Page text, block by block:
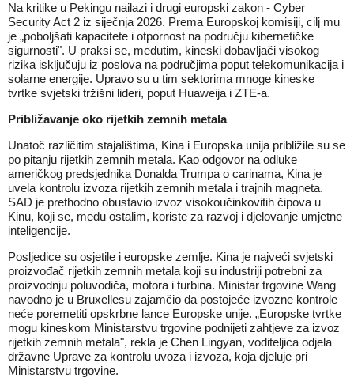
Na kritike u Pekingu nailazi i drugi europski zakon - Cyber
Security Act 2 iz siječnja 2026. Prema Europskoj komisiji, cilj mu
je „poboljšati kapacitete i otpornost na području kibernetičke
sigurnosti". U praksi se, međutim, kineski dobavljači visokog
rizika isključuju iz poslova na područjima poput telekomunikacija i
solarne energije. Upravo su u tim sektorima mnoge kineske
tvrtke svjetski tržišni lideri, poput Huaweija i ZTE-a.
Približavanje oko rijetkih zemnih metala
Unatoč različitim stajalištima, Kina i Europska unija približile su se
po pitanju rijetkih zemnih metala. Kao odgovor na odluke
američkog predsjednika Donalda Trumpa o carinama, Kina je
uvela kontrolu izvoza rijetkih zemnih metala i trajnih magneta.
SAD je prethodno obustavio izvoz visokoučinkovitih čipova u
Kinu, koji se, među ostalim, koriste za razvoj i djelovanje umjetne
inteligencije.
Posljedice su osjetile i europske zemlje. Kina je najveći svjetski
proizvođač rijetkih zemnih metala koji su industriji potrebni za
proizvodnju poluvodiča, motora i turbina. Ministar trgovine Wang
navodno je u Bruxellesu zajamčio da postojeće izvozne kontrole
neće poremetiti opskrbne lance Europske unije. „Europske tvrtke
mogu kineskom Ministarstvu trgovine podnijeti zahtjeve za izvoz
rijetkih zemnih metala", rekla je Chen Lingyan, voditeljica odjela
državne Uprave za kontrolu uvoza i izvoza, koja djeluje pri
Ministarstvu trgovine.